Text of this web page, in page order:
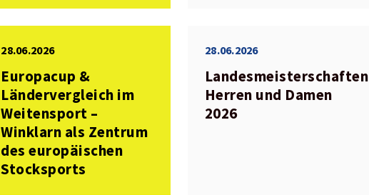
28.06.2026
Europacup &
Ländervergleich im
Weitensport –
Winklarn als Zentrum
des europäischen
Stocksports
28.06.2026
Landesmeisterschaften
Herren und Damen
2026